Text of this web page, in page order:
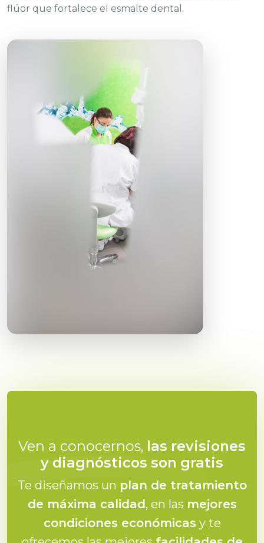
flúor que fortalece el esmalte dental.
Ven a conocernos, las revisiones
y diagnósticos son gratis
Te diseñamos un plan de tratamiento
de máxima calidad, en las mejores
condiciones económicas y te